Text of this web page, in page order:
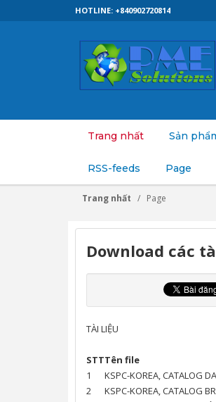
HOTLINE: +840902720814
Trang nhất Sản
RSS-feeds Page
Trang nhất Page
Download các
TÀI LIỆU
STTTên file
1
KSPC-KOREA, CATALOG
2
KSPC-KOREA, CATALOG